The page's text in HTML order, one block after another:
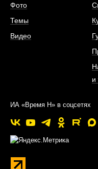
Фото
Темы
Видео
и
ИА «Время Н» в соцсетях